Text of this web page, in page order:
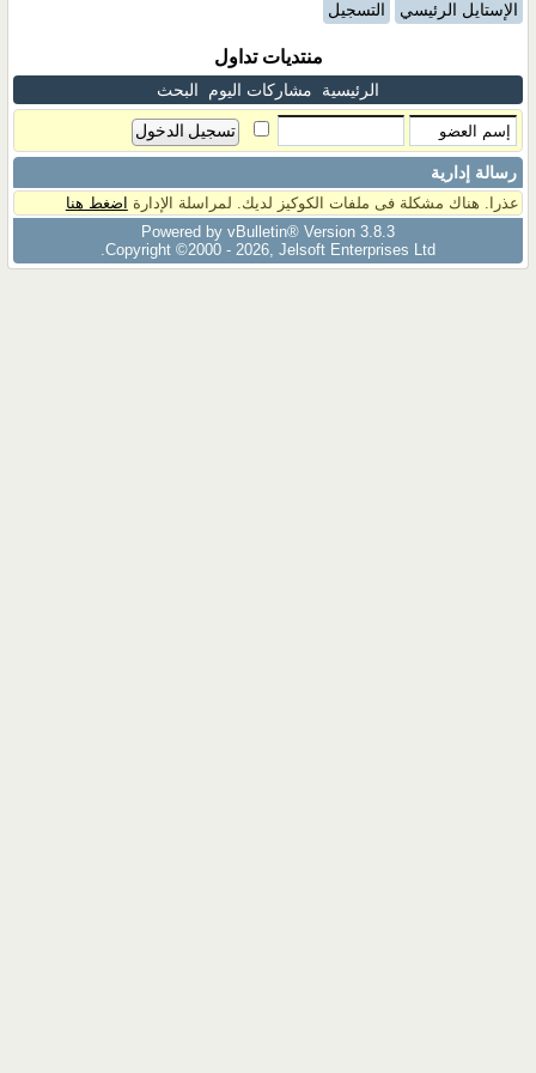
الإستايل الرئيسي التسجيل
منتديات تداول
الرئيسية مشاركات اليوم البحث
رسالة إدارية
عذرا. هناك مشكلة فى ملفات الكوكيز لديك. لمراسلة الإدارة اضغط هنا
Powered by vBulletin® Version 3.8.3
Copyright ©2000 - 2026, Jelsoft Enterprises Ltd.